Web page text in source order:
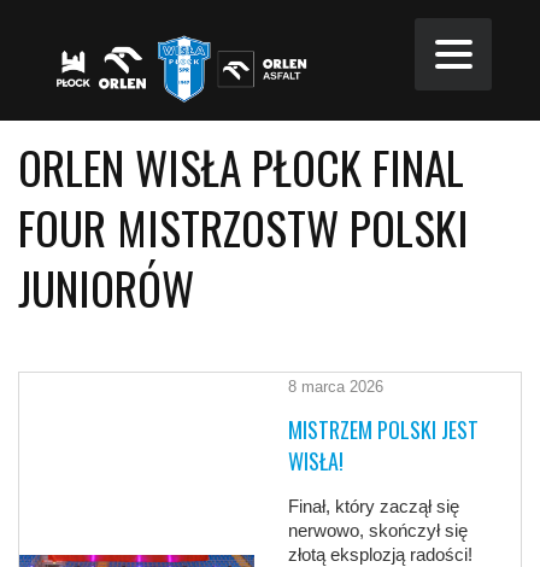
ORLEN WISŁA PŁOCK FINAL
FOUR MISTRZOSTW POLSKI
JUNIORÓW
8 marca 2026
MISTRZEM POLSKI JEST
WISŁA!
Finał, który zaczął się
nerwowo, skończył się
złotą eksplozją radości!